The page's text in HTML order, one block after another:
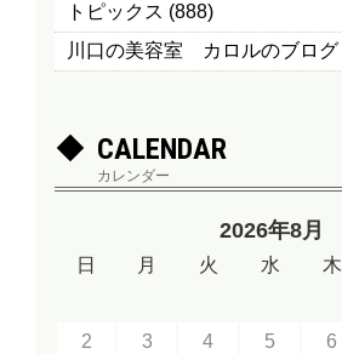
トピックス (888)
川口の美容室 カロルのブログ
CALENDAR
カレンダー
2026年8月
日 月 火 水 木
2
3 4 5 6